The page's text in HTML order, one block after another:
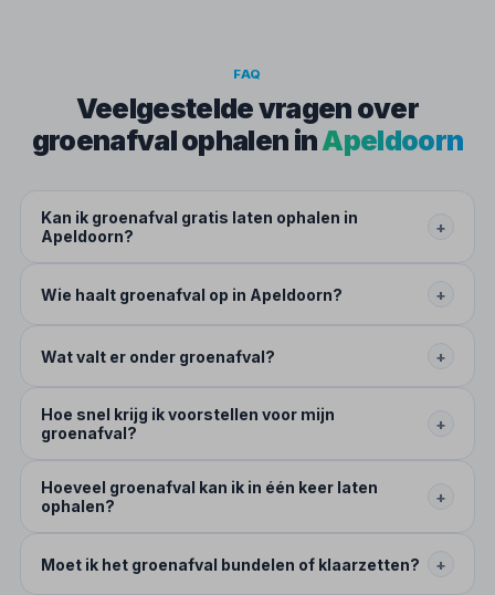
FAQ
Veelgestelde vragen over
groenafval ophalen inApeldoorn
Kan ik groenafval gratis laten ophalen in
Apeldoorn?
+
Wie haalt groenafval op in Apeldoorn? +
Wat valt er onder groenafval? +
Hoe snel krijg ik voorstellen voor mijn
groenafval?
+
Hoeveel groenafval kan ik in één keer laten
ophalen?
+
Moet ik het groenafval bundelen of klaarzetten? +